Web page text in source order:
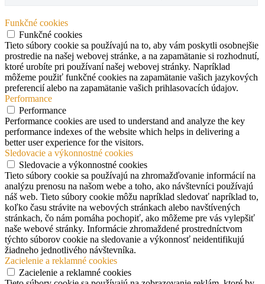
Funkčné cookies
Funkčné cookies
Tieto súbory cookie sa používajú na to, aby vám poskytli osobnejšie
prostredie na našej webovej stránke, a na zapamätanie si rozhodnutí,
ktoré urobíte pri používaní našej webovej stránky. Napríklad
môžeme použiť funkčné cookies na zapamätanie vašich jazykových
preferencií alebo na zapamätanie vašich prihlasovacích údajov.
Performance
Performance
Performance cookies are used to understand and analyze the key
performance indexes of the website which helps in delivering a
better user experience for the visitors.
Sledovacie a výkonnostné cookies
Sledovacie a výkonnostné cookies
Tieto súbory cookie sa používajú na zhromažďovanie informácií na
analýzu prenosu na našom webe a toho, ako návštevníci používajú
náš web. Tieto súbory cookie môžu napríklad sledovať napríklad to,
koľko času strávite na webových stránkach alebo navštívených
stránkach, čo nám pomáha pochopiť, ako môžeme pre vás vylepšiť
naše webové stránky. Informácie zhromaždené prostredníctvom
týchto súborov cookie na sledovanie a výkonnosť neidentifikujú
žiadneho jednotlivého návštevníka.
Zacielenie a reklamné cookies
Zacielenie a reklamné cookies